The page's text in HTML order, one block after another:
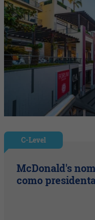
C-Level
McDonald's
como